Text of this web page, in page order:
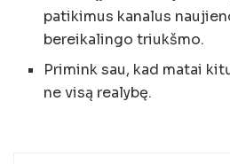
patikimus kanalus
bereikalingo triukšmo.
Primink sau, kad matai
ne visą realybę.